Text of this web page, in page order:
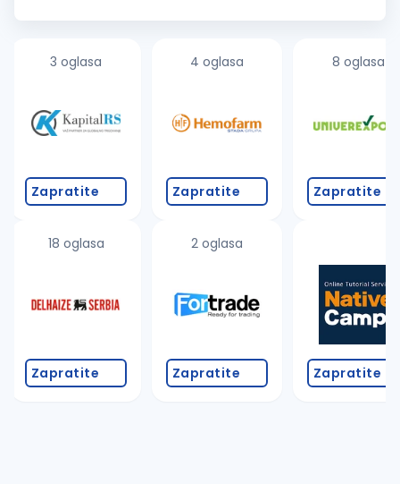
uputstvima, procedurama i standard...
3 oglasa
Zapratite
18 oglasa
Zapratite
4 oglasa
Zapratite
2 oglasa
Zapratite
8 oglasa
Zapratite
Zapratite